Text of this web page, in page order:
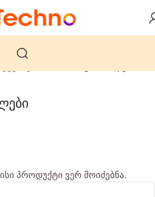
პროდუქტი ვერ მოიძებნა.